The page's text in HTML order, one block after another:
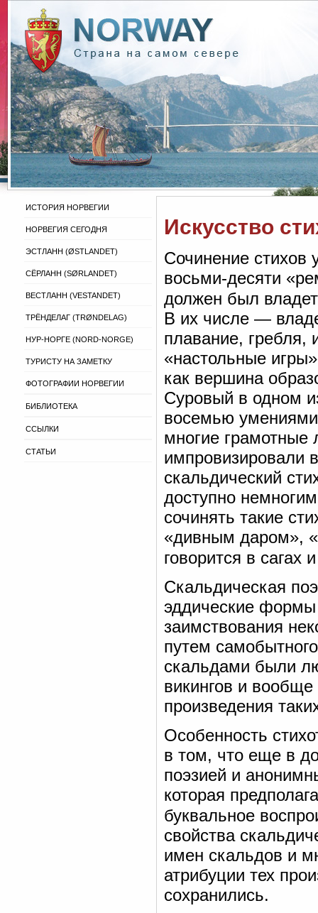
ИСТОРИЯ НОРВЕГИИ
НОРВЕГИЯ СЕГОДНЯ
ЭСТЛАНН (ØSTLANDET)
СЁРЛАНН (SØRLANDET)
ВЕСТЛАНН (VESTANDET)
ТРЁНДЕЛАГ (TRØNDELAG)
НУР-НОРГЕ (NORD-NORGE)
ТУРИСТУ НА ЗАМЕТКУ
ФОТОГРАФИИ НОРВЕГИИ
БИБЛИОТЕКА
ССЫЛКИ
СТАТЬИ
Искусство
Сочинение стихов
восьми-десяти
должен был
В их числе —
плавание, гребля,
«настольные
как вершина
Суровый в одном
восемью
многие
импровизировали
скальдический
доступно
сочинять такие
«дивным даром»,
говорится в сагах
Скальдическая
эддические
заимствования
путем
скальдами были
викингов и
произведения
Особенность
в том, что еще в
поэзией и
которая
буквальное
свойства
имен скальдов и
атрибуции тех
сохранились.